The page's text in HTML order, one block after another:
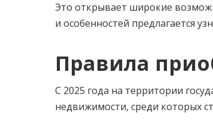
Это открывает широкие
и особенностей предлагается
Правила
С 2025 года на территории
недвижимости, среди которых